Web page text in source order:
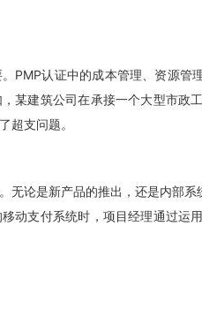
PMP认证中的成本管理、资源管
某建筑公司在承接一个大型市政
超支问题。
无论是新产品的推出，还是内部
动支付系统时，项目经理通过运